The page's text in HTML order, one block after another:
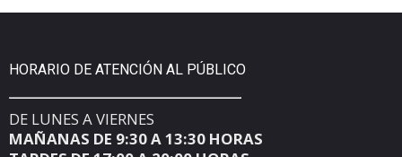
HORARIO DE ATENCIÓN AL PÚBLICO
DE LUNES A VIERNES
MAÑANAS DE 9:30 A 13:30 HORAS